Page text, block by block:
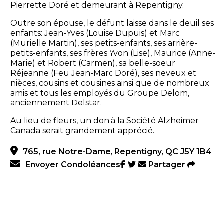
Pierrette Doré et demeurant à Repentigny.
Outre son épouse, le défunt laisse dans le deuil ses
enfants: Jean-Yves (Louise Dupuis) et Marc
(Murielle Martin), ses petits-enfants, ses arrière-
petits-enfants, ses frères Yvon (Lise), Maurice (Anne-
Marie) et Robert (Carmen), sa belle-soeur
Réjeanne (Feu Jean-Marc Doré), ses neveux et
nièces, cousins et cousines ainsi que de nombreux
amis et tous les employés du Groupe Delom,
anciennement Delstar.
Au lieu de fleurs, un don à la Société Alzheimer
Canada serait grandement apprécié.
765, rue Notre-Dame, Repentigny, QC J5Y 1B4
Envoyer Condoléances
Partager